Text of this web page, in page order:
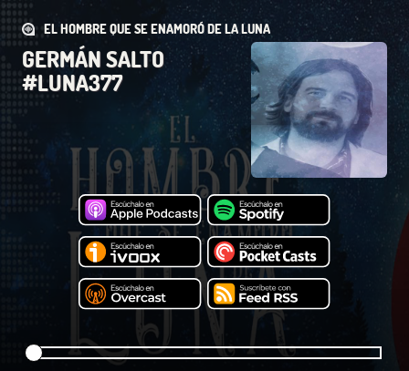
EL HOMBRE QUE SE ENAMORÓ DE LA LUNA
GERMÁN SALTO
#LUNA377